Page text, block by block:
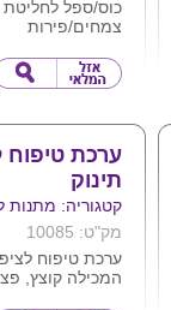
כוס/ספל לחליטת
צמחים/פירות
מסננת מכסה
נירוסטה
נפח 480 מ"ל מגיע באריזה
ערכת טיפוח
תינוק
קטגוריה: מתנות
מק"ט: 10085
ערכת טיפוח
המכילה קוצץ,